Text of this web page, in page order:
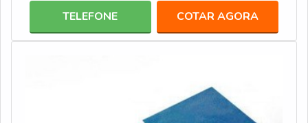
instalada.INFORMAÇÕES RELEVANTES ACERCA DA
AUTOCLAVE Conta com uma função de escape rápido, o
TELEFONE COTAR AGORA